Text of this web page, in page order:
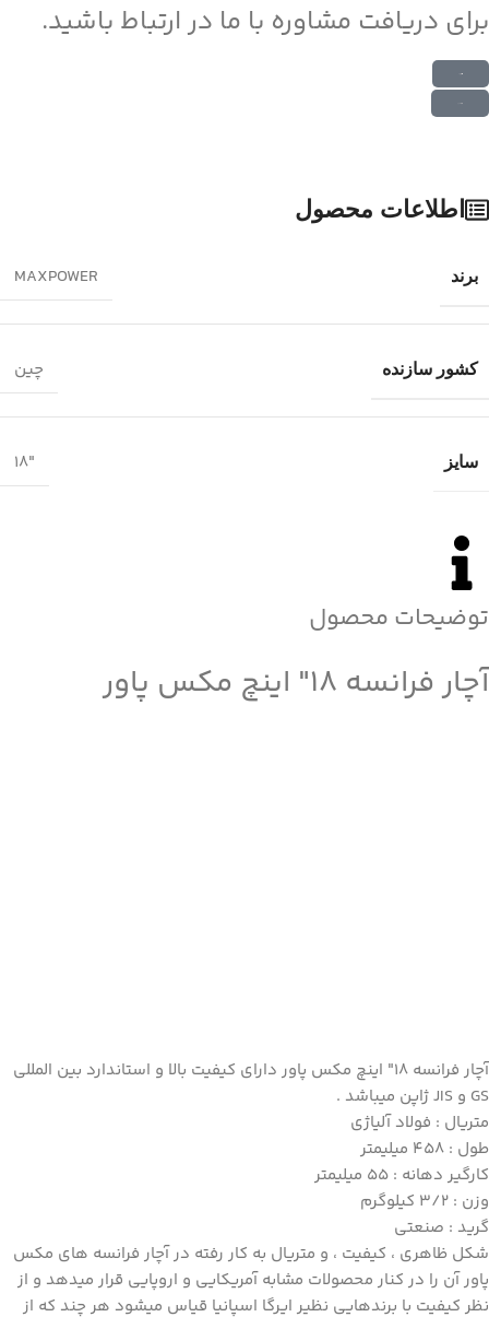
برای دریافت مشاوره با ما در ارتباط باشید.
توضیحات محصول
آچار فرانسه 18″ اینچ مکس پاور
آچار فرانسه 18″ اینچ مکس پاور
دارای کیفیت بالا و استاندارد بین المللی
GS و JIS ژاپن میباشد .
متریال : فولاد آلیاژی
طول : 458 میلیمتر
کارگیر دهانه : 55 میلیمتر
وزن : 3/2 کیلوگرم
گرید : صنعتی
شکل ظاهری ، کیفیت ، و متریال به کار رفته در آچار فرانسه های مکس
پاور آن را در کنار محصولات مشابه آمریکایی و اروپایی قرار میدهد و از
نظر کیفیت با برندهایی نظیر ایرگا اسپانیا قیاس میشود هر چند که از
اطلاعات محصول
برند MAXPOWER
کشور سازنده چین
سایز 18″